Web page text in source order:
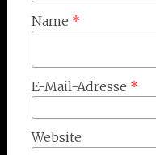
Name *
E-Mail-Adresse *
Website